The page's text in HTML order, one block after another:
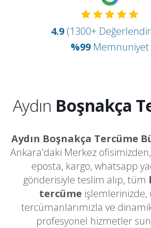
4.9 (1300+
%99 Memnuniyet
Aydın Boşnakça
Aydın Boşnakça Tercüme
Ankara'daki Merkez ofisimizden,
eposta, kargo, whatsapp
gönderisiyle teslim alıp, tüm
tercüme işlemlerinizde,
tercümanlarımızla ve
profesyonel hizmetler